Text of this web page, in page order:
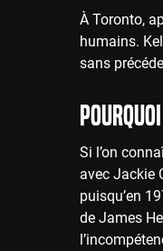
À Toronto,
humains.
sans
Si l’on
avec Jackie
puisqu’en
de James